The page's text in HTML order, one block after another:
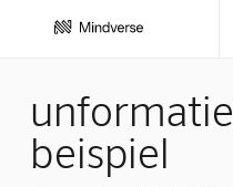
beispiel